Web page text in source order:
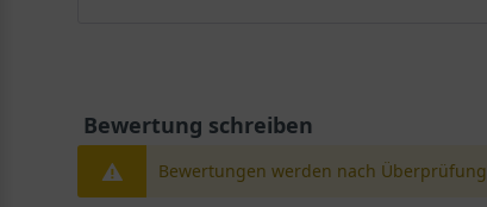
Bewertung schreiben
Bewertungen werden nach